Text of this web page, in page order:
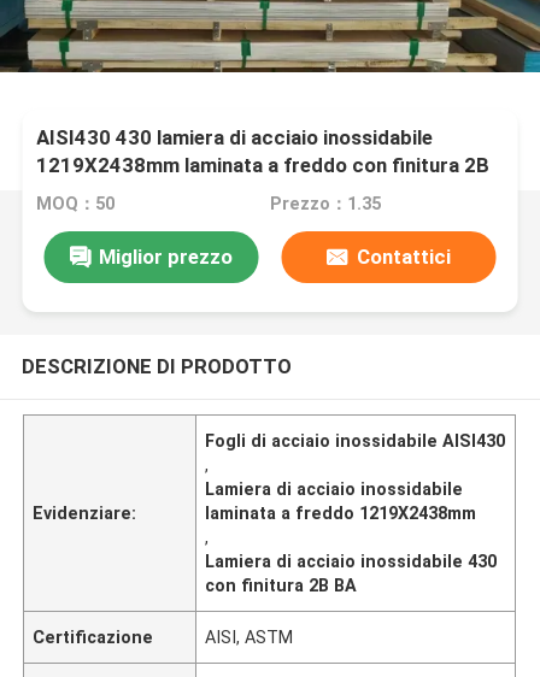
AISI430 430 lamiera di acciaio inossidabile
1219X2438mm laminata a freddo con finitura 2B
BA
MOQ：50 Prezzo：1.35
Miglior prezzo Contattici
DESCRIZIONE DI PRODOTTO
Evidenziare:
Fogli di acciaio inossidabile AISI430
,
Lamiera di acciaio inossidabile
laminata a freddo 1219X2438mm
,
Lamiera di acciaio inossidabile 430
con finitura 2B BA
Certificazione AISI, ASTM